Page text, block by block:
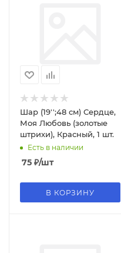
Шар (19'';48 см) Сердце,
Моя Любовь (золотые
штрихи), Красный, 1 шт.
Есть в наличии
75 ₽/шт
В КОРЗИНУ